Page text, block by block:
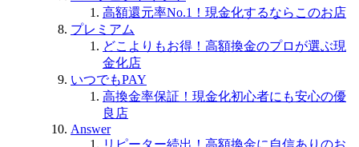
高額還元率No.1！現金化するならこのお店
プレミアム
どこよりもお得！高額換金のプロが選ぶ現
金化店
いつでもPAY
高換金率保証！現金化初心者にも安心の優
良店
Answer
リピーター続出！高額換金に自信ありのお